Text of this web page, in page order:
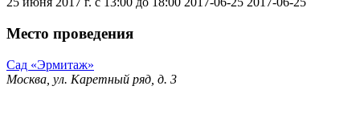
Место проведения
Сад «Эрмитаж»
Москва, ул. Каретный ряд, д. 3